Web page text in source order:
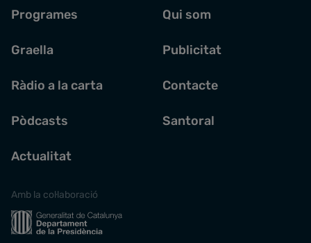
Programes
Graella
Ràdio a la carta
Pòdcasts
Actualitat
Qui som
Publicitat
Contacte
Santoral
Amb la col·laboració